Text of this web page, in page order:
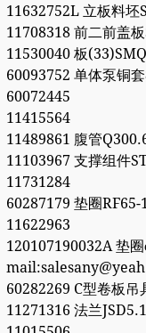
11632752L 立板料坯
11708318 前二前盖
11530040 板
60093752 单体泵铜
60072445
11415564
11489861 腹管
11103967 支撑组件
11731284
60287179 垫圈
11622963
120107190032A 垫
60282269 C型卷板吊
11271316 法兰